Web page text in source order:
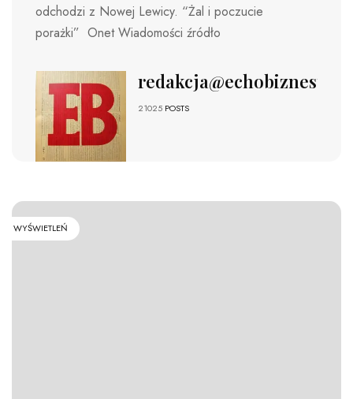
odchodzi z Nowej Lewicy. “Żal i poczucie
porażki” Onet Wiadomości źródło
redakcja@echobiznesu.pl
21025 POSTS
WYŚWIETLEŃ